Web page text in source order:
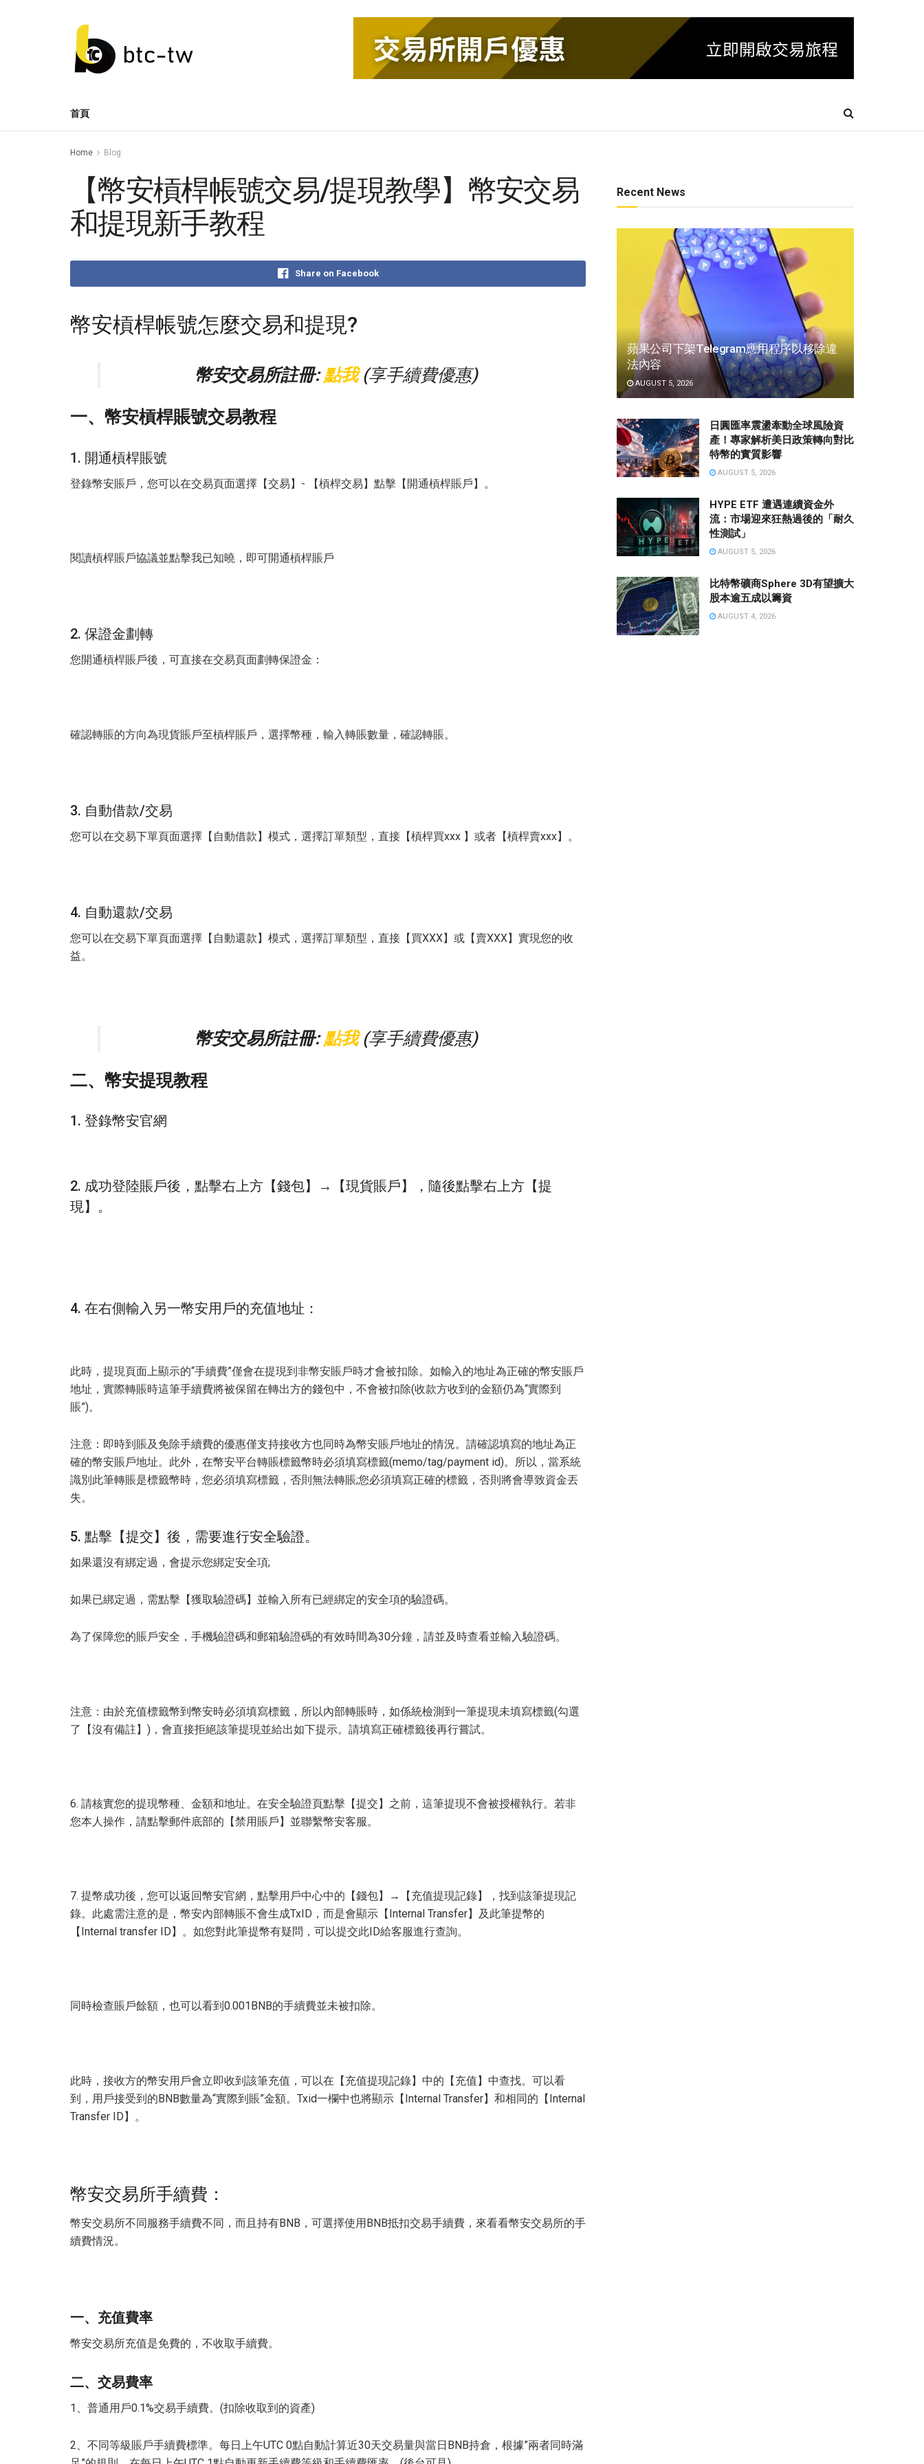
首頁
Home Blog
【幣安槓桿帳號交易/提現教學】幣安交易
和提現新手教程
Share on Facebook
幣安槓桿帳號怎麼交易和提現?
幣安交易所註冊:點我(享手續費優惠)
一、幣安槓桿賬號交易教程
1. 開通槓桿賬號
登錄幣安賬戶，您可以在交易頁面選擇【交易】- 【槓桿交易】點擊【開通槓桿賬戶】。
閱讀槓桿賬戶協議並點擊我已知曉，即可開通槓桿賬戶
2. 保證金劃轉
您開通槓桿賬戶後，可直接在交易頁面劃轉保證金：
確認轉賬的方向為現貨賬戶至槓桿賬戶，選擇幣種，輸入轉賬數量，確認轉賬。
3. 自動借款/交易
您可以在交易下單頁面選擇【自動借款】模式，選擇訂單類型，直接【槓桿買xxx 】或者【槓桿賣xxx】。
4. 自動還款/交易
您可以在交易下單頁面選擇【自動還款】模式，選擇訂單類型，直接【買XXX】或【賣XXX】實現您的收
益。
幣安交易所註冊:點我(享手續費優惠)
二、幣安提現教程
1. 登錄幣安官網
2. 成功登陸賬戶後，點擊右上方【錢包】→【現貨賬戶】，隨後點擊右上方【提
現】。
4. 在右側輸入另一幣安用戶的充值地址：
此時，提現頁面上顯示的“手續費”僅會在提現到非幣安賬戶時才會被扣除。如輸入的地址為正確的幣安賬戶
地址，實際轉賬時這筆手續費將被保留在轉出方的錢包中，不會被扣除(收款方收到的金額仍為“實際到
賬”)。
注意：即時到賬及免除手續費的優惠僅支持接收方也同時為幣安賬戶地址的情況。請確認填寫的地址為正
確的幣安賬戶地址。此外，在幣安平台轉賬標籤幣時必須填寫標籤(memo/tag/payment id)。所以，當系統
識別此筆轉賬是標籤幣時，您必須填寫標籤，否則無法轉賬;您必須填寫正確的標籤，否則將會導致資金丟
失。
5. 點擊【提交】後，需要進行安全驗證。
如果還沒有綁定過，會提示您綁定安全項;
如果已綁定過，需點擊【獲取驗證碼】並輸入所有已經綁定的安全項的驗證碼。
為了保障您的賬戶安全，手機驗證碼和郵箱驗證碼的有效時間為30分鐘，請並及時查看並輸入驗證碼。
注意：由於充值標籤幣到幣安時必須填寫標籤，所以內部轉賬時，如係統檢測到一筆提現未填寫標籤(勾選
了【沒有備註】)，會直接拒絕該筆提現並給出如下提示。請填寫正確標籤後再行嘗試。
6. 請核實您的提現幣種、金額和地址。在安全驗證頁點擊【提交】之前，這筆提現不會被授權執行。若非
您本人操作，請點擊郵件底部的【禁用賬戶】並聯繫幣安客服。
7. 提幣成功後，您可以返回幣安官網，點擊用戶中心中的【錢包】→【充值提現記錄】，找到該筆提現記
錄。此處需注意的是，幣安內部轉賬不會生成TxID，而是會顯示【Internal Transfer】及此筆提幣的
【Internal transfer ID】。如您對此筆提幣有疑問，可以提交此ID給客服進行查詢。
同時檢查賬戶餘額，也可以看到0.001BNB的手續費並未被扣除。
此時，接收方的幣安用戶會立即收到該筆充值，可以在【充值提現記錄】中的【充值】中查找。可以看
到，用戶接受到的BNB數量為“實際到賬”金額。Txid一欄中也將顯示【Internal Transfer】和相同的【Internal
Transfer ID】。
幣安交易所手續費：
幣安交易所不同服務手續費不同，而且持有BNB，可選擇使用BNB抵扣交易手續費，來看看幣安交易所的手
續費情況。
一、充值費率
幣安交易所充值是免費的，不收取手續費。
二、交易費率
1、普通用戶0.1%交易手續費。(扣除收取到的資產)
2、不同等級賬戶手續費標準。每日上午UTC 0點自動計算近30天交易量與當日BNB持倉，根據”兩者同時滿
Recent News
蘋果公司下架Telegram應用程序以移除違
法內容
AUGUST 5, 2026
日圓匯率震盪牽動全球風險資
產！專家解析美日政策轉向對比
特幣的實質影響
AUGUST 5, 2026
HYPE ETF 遭遇連續資金外
流：市場迎來狂熱過後的「耐久
性測試」
AUGUST 5, 2026
比特幣礦商Sphere 3D有望擴大
股本逾五成以籌資
AUGUST 4, 2026